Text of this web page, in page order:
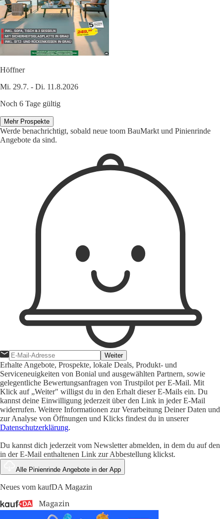
Höffner
Mi. 29.7. - Di. 11.8.2026
Noch 6 Tage gültig
Mehr Prospekte
Werde benachrichtigt, sobald neue toom BauMarkt und Pinienrinde
Angebote da sind.
Weiter
Erhalte Angebote, Prospekte, lokale Deals, Produkt- und
Serviceneuigkeiten von Bonial und ausgewählten Partnern, sowie
gelegentliche Bewertungsanfragen von Trustpilot per E-Mail. Mit
Klick auf „Weiter" willigst du in den Erhalt dieser E-Mails ein. Du
kannst deine Einwilligung jederzeit über den Link in jeder E-Mail
widerrufen. Weitere Informationen zur Verarbeitung Deiner Daten und
zur Analyse von Öffnungen und Klicks findest du in unserer
Datenschutzerklärung.
Du kannst dich jederzeit vom Newsletter abmelden, in dem du auf den
in der E-Mail enthaltenen Link zur Abbestellung klickst.
Alle Pinienrinde Angebote in der App
Neues vom kaufDA Magazin